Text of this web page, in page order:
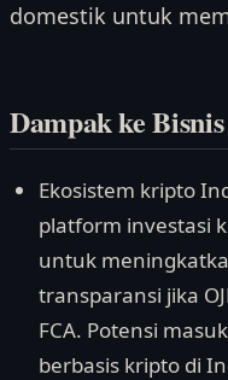
domestik untuk
Dampak ke Bisnis
Ekosistem kripto
platform investasi
untuk
transparansi jika
FCA. Potensi
berbasis kripto di